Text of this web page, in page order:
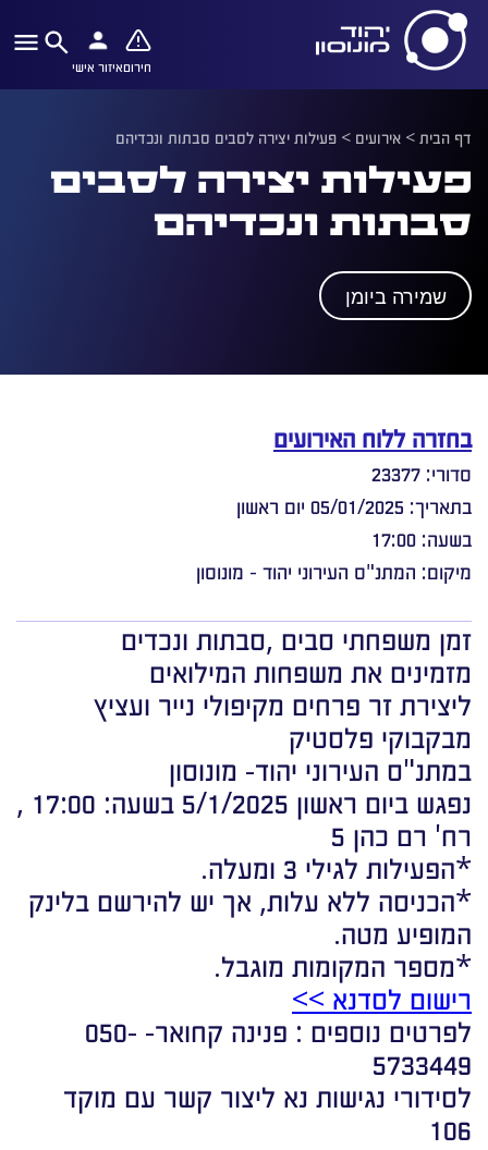
חירוםאיזור אישי
דף הבית> אירועים > פעילות יצירה לסבים סבתות ונכדיהם
פעילות יצירה לסבים
סבתות ונכדיהם
שמירה ביומן
בחזרה ללוח האירועים
סדורי: 23377
בתאריך: 05/01/2025 יום ראשון
בשעה: 17:00
מיקום: המתנ"ס העירוני יהוד - מונוסון
זמן משפחתי סבים ,סבתות ונכדים
מזמינים את משפחות המילואים
ליצירת זר פרחים מקיפולי נייר ועציץ
מבקבוקי פלסטיק
במתנ"ס העירוני יהוד- מונוסון
נפגש ביום ראשון 5/1/2025 בשעה: 17:00 ,
רח' רם כהן 5
*הפעילות לגילי 3 ומעלה.
*הכניסה ללא עלות, אך יש להירשם בלינק
המופיע מטה.
*מספר המקומות מוגבל.
רישום לסדנא >>
לפרטים נוספים : פנינה קחואר- 050-
5733449
לסידורי נגישות נא ליצור קשר עם מוקד
106